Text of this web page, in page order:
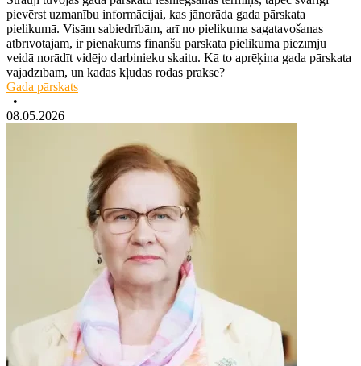
pievērst uzmanību informācijai, kas jānorāda gada pārskata
pielikumā. Visām sabiedrībām, arī no pielikuma sagatavošanas
atbrīvotajām, ir pienākums finanšu pārskata pielikumā piezīmju
veidā norādīt vidējo darbinieku skaitu. Kā to aprēķina gada pārskata
vajadzībām, un kādas kļūdas rodas praksē?
Gada pārskats
•
08.05.2026